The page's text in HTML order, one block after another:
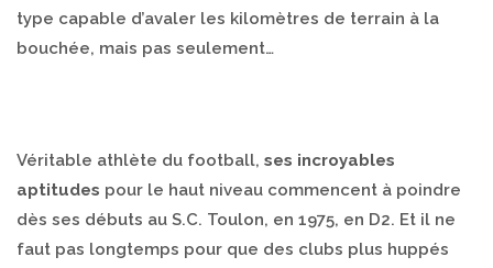
type capable d’avaler les kilomètres de terrain à la
bouchée, mais pas seulement…
Véritable athlète du football, ses incroyables
aptitudes pour le haut niveau commencent à poindre
dès ses débuts au S.C. Toulon, en 1975, en D2. Et il ne
faut pas longtemps pour que des clubs plus huppés